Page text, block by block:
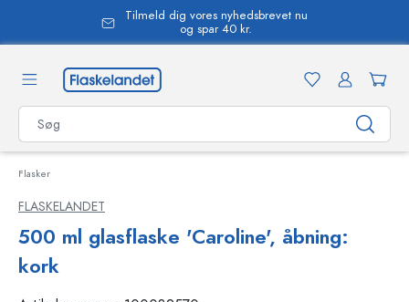
Tilmeld dig vores nyhedsbrevet nu
og spar 40 kr.
Flasker
FLASKELANDET
500 ml glasflaske 'Caroline', åbning:
kork